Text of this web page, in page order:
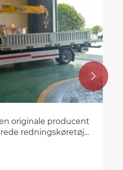
og service ved
specialkøretøjer?
